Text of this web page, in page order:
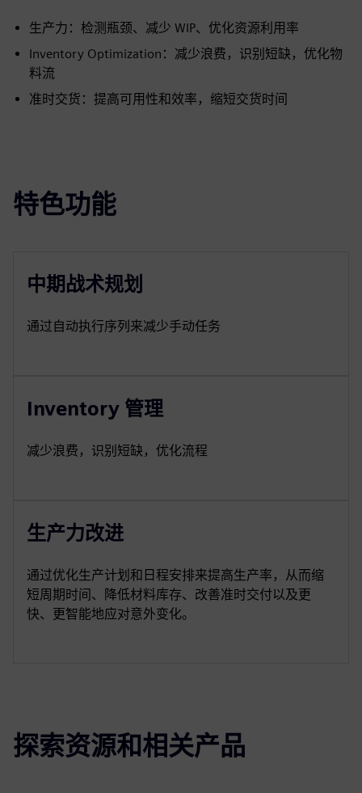
生产力：检测瓶颈、减少 WIP、优化资源利用率
Inventory Optimization：减少浪费，识别短缺，优化物
料流
准时交货：提高可用性和效率，缩短交货时间
特色功能
中期战术规划
通过自动执行序列来减少手动任务
Inventory 管理
减少浪费，识别短缺，优化流程
生产力改进
通过优化生产计划和日程安排来提高生产率，从而缩
短周期时间、降低材料库存、改善准时交付以及更
快、更智能地应对意外变化。
探索资源和相关产品